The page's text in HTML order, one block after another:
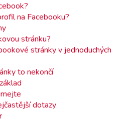
na Facebooku?
stránku?
stránky v jednoduchých
to nekončí
dotazy